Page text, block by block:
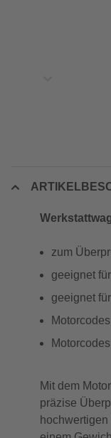
zum
geeignet
geeignet
Mit dem
präzise